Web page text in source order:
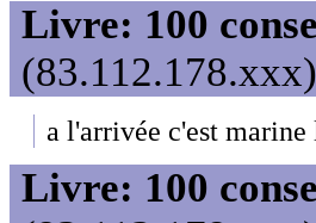
Livre: 100
a l'arrivée c'est
Livre: 100